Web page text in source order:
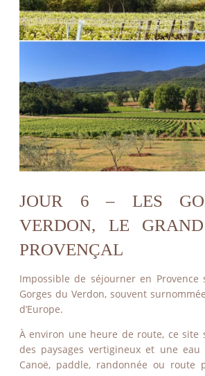
JOUR 6 – LES
VERDON, LE
PROVENÇAL
Impossible de séjourner en Provence
Gorges du Verdon, souvent
d’Europe.
À environ une heure de route, ce site
des paysages vertigineux et une
Canoë, paddle, randonnée ou route